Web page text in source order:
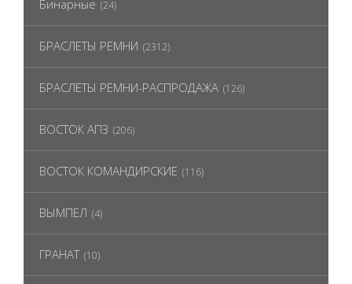
Бинарные (24)
БРАСЛЕТЫ РЕМНИ (2312)
БРАСЛЕТЫ РЕМНИ-РАСПРОДАЖА (126)
ВОСТОК АПЗ (206)
ВОСТОК КОМАНДИРСКИЕ (116)
ВЫМПЕЛ (4)
ГРАНАТ (10)